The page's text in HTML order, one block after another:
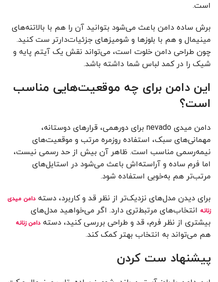
است.
برش ساده دامن باعث می‌شود بتوانید آن را هم با بالاتنه‌های
مینیمال و هم با بلوزها و شومیزهای جزئیات‌دارتر ست کنید.
چون طراحی دامن خلوت است، می‌تواند نقش یک آیتم پایه و
شیک را در کمد لباس شما داشته باشد.
این دامن برای چه موقعیت‌هایی مناسب
است؟
دامن میدی nevado برای دورهمی، قرارهای دوستانه،
مهمانی‌های سبک، استفاده روزمره مرتب و موقعیت‌های
نیمه‌رسمی مناسب است. ظاهر آن بیش از حد رسمی نیست،
اما فرم ساده و آراسته‌اش باعث می‌شود در استایل‌های
مرتب‌تر هم به‌خوبی استفاده شود.
برای دیدن مدل‌های نزدیک‌تر از نظر قد و کاربرد، دسته دامن میدی
زنانه انتخاب‌های مرتبط‌تری دارد. اگر می‌خواهید مدل‌های
بیشتری از نظر فرم، قد و طراحی بررسی کنید، دسته دامن زنانه
هم می‌تواند به انتخاب بهتر کمک کند.
پیشنهاد ست کردن